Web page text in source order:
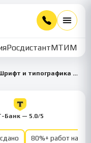
РосдистантМТИММУ
Шрифт и типографика в WEB
Банк — 5.0/5
80%+ работ на